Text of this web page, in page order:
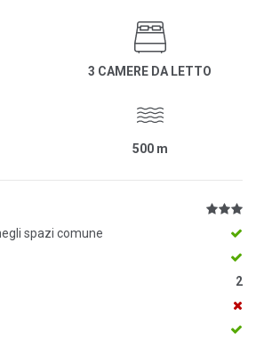
3 CAMERE DA LETTO
500 m
spazi comune
2